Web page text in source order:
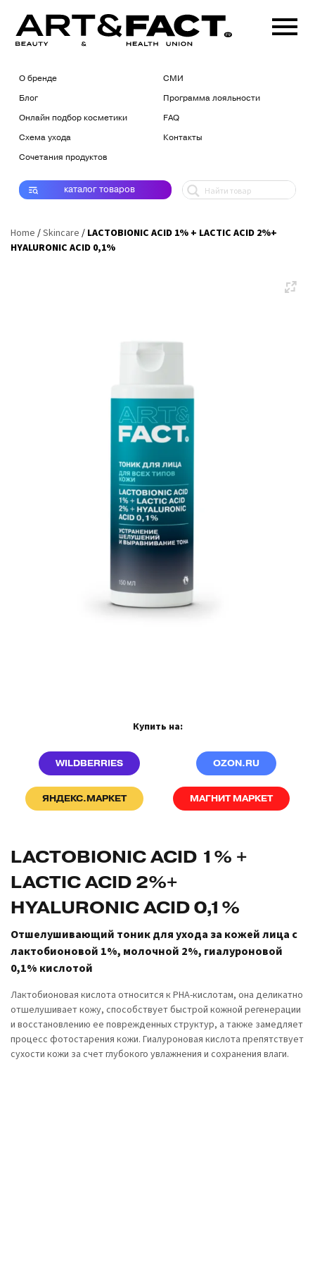
О бренде
Блог
Онлайн подбор косметики
Схема ухода
Сочетания продуктов
СМИ
Программа лояльности
FAQ
Контакты
каталогтоваров
Home /Skincare / LACTOBIONIC ACID 1% + LACTIC ACID 2%+
HYALURONIC ACID 0,1%
Купить на:
WILDBERRIES OZON.RU
ЯНДЕКС.МАРКЕТ МАГНИТ МАРКЕТ
LACTOBIONIC ACID 1% +
LACTIC ACID 2%+
HYALURONIC ACID 0,1%
Отшелушивающий тоник для ухода за кожей лица с
лактобионовой 1%, молочной 2%, гиалуроновой
0,1% кислотой
Лактобионовая кислота относится к РНА-кислотам, она деликатно
отшелушивает кожу, способствует быстрой кожной регенерации
и восстановлению ее поврежденных структур, а также замедляет
процесс фотостарения кожи. Гиалуроновая кислота препятствует
сухости кожи за счет глубокого увлажнения и сохранения влаги.